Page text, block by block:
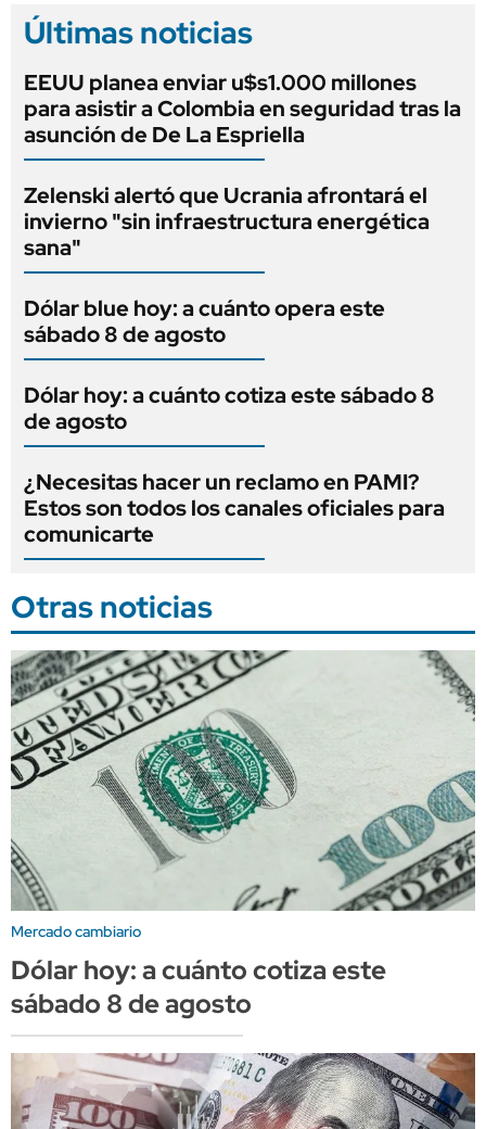
Últimas noticias
EEUU planea enviar u$s1.000 millones
para asistir a Colombia en seguridad tras la
asunción de De La Espriella
Zelenski alertó que Ucrania afrontará el
invierno "sin infraestructura energética
sana"
Dólar blue hoy: a cuánto opera este
sábado 8 de agosto
Dólar hoy: a cuánto cotiza este sábado 8
de agosto
¿Necesitas hacer un reclamo en PAMI?
Estos son todos los canales oficiales para
comunicarte
Otras noticias
Mercado cambiario
Dólar hoy: a cuánto cotiza este
sábado 8 de agosto